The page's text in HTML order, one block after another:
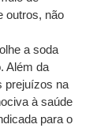
outros, não
a soda
Além da
prejuízos na
à saúde
para o